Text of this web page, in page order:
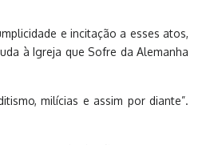
e incitação a esses atos,
à Igreja que Sofre da Alemanha
milícias e assim por diante”.